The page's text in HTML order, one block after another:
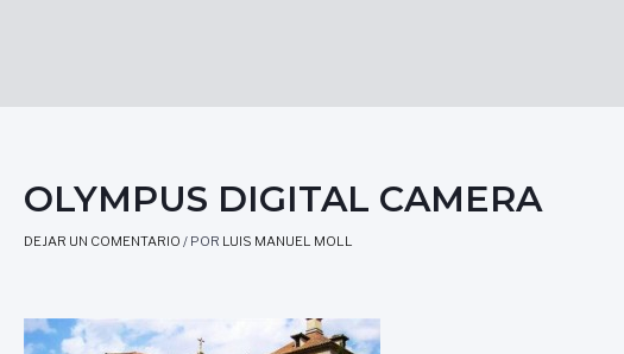
OLYMPUS DIGITAL CAMERA
DEJAR UN COMENTARIO / POR LUIS MANUEL MOLL